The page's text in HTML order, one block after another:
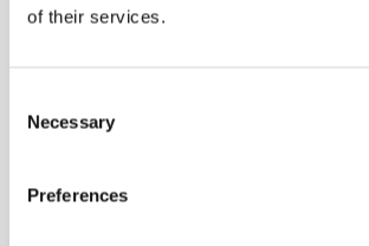
of their services.
Selection
Necessary
Preferences
Katso myös
Jyväskylän ammattikorkeakoulu